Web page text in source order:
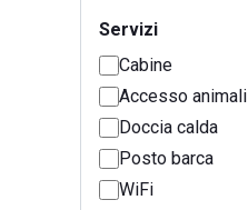
Servizi
Cabine
Accesso animali
Doccia calda
Posto barca
WiFi